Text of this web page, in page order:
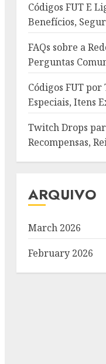
Códigos FUT E
Benefícios,
FAQs sobre a
Perguntas
Códigos FUT
Especiais, Itens
Twitch Drops
Recompensas,
ARQUIVO
March 2026
February 2026